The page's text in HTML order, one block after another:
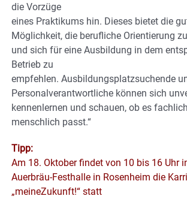
die Vorzüge
eines Praktikums hin. Dieses bietet die
Möglichkeit, die berufliche Orientierung
und sich für eine Ausbildung in dem
Betrieb zu
empfehlen. Ausbildungsplatzsuchende
Personalverantwortliche können sich
kennenlernen und schauen, ob es
menschlich passt.“
Tipp:
Am 18. Oktober findet von 10 bis 16 Uhr
Auerbräu-Festhalle in Rosenheim die
„meineZukunft!“ statt